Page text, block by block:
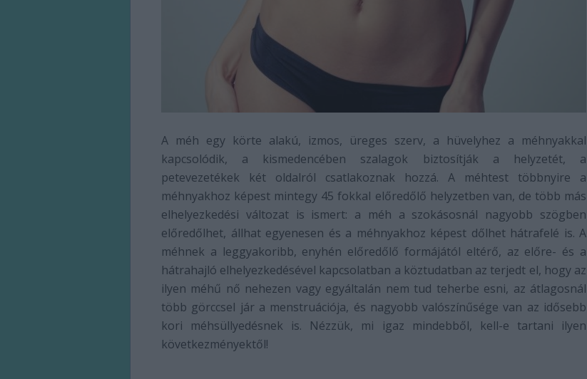
A méh egy körte alakú, izmos, üreges szerv, a hüvelyhez a méhnyakkal
kapcsolódik, a kismedencében szalagok biztosítják a helyzetét, a
petevezetékek két oldalról csatlakoznak hozzá. A méhtest többnyire a
méhnyakhoz képest mintegy 45 fokkal előredőlő helyzetben van, de több más
elhelyezkedési változat is ismert: a méh a szokásosnál nagyobb szögben
előredőlhet, állhat egyenesen és a méhnyakhoz képest dőlhet hátrafelé is. A
méhnek a leggyakoribb, enyhén előredőlő formájától eltérő, az előre- és a
hátrahajló elhelyezkedésével kapcsolatban a köztudatban az terjedt el, hogy az
ilyen méhű nő nehezen vagy egyáltalán nem tud teherbe esni, az átlagosnál
több görccsel jár a menstruációja, és nagyobb valószínűsége van az idősebb
kori méhsüllyedésnek is. Nézzük, mi igaz mindebből, kell-e tartani ilyen
következményektől!